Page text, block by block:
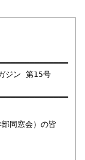
ジン 第15号
同窓会）の皆